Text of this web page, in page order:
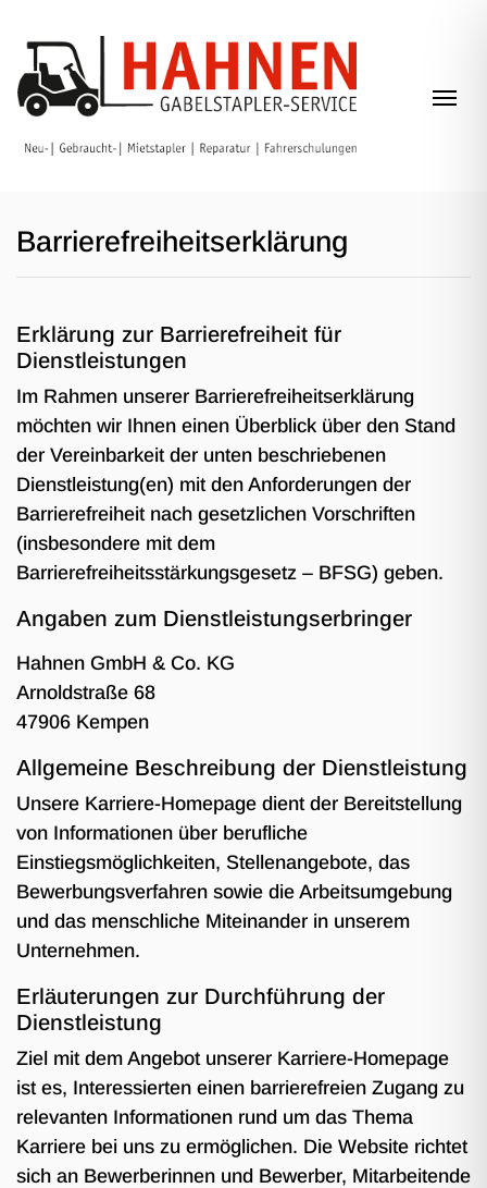
Barrierefreiheitserklärung
Erklärung zur Barrierefreiheit für
Dienstleistungen
Im Rahmen unserer Barrierefreiheitserklärung
möchten wir Ihnen einen Überblick über den Stand
der Vereinbarkeit der unten beschriebenen
Dienstleistung(en) mit den Anforderungen der
Barrierefreiheit nach gesetzlichen Vorschriften
(insbesondere mit dem
Barrierefreiheitsstärkungsgesetz – BFSG) geben.
Angaben zum Dienstleistungserbringer
Hahnen GmbH & Co. KG
Arnoldstraße 68
47906 Kempen
Allgemeine Beschreibung der Dienstleistung
Unsere Karriere-Homepage dient der Bereitstellung
von Informationen über berufliche
Einstiegsmöglichkeiten, Stellenangebote, das
Bewerbungsverfahren sowie die Arbeitsumgebung
und das menschliche Miteinander in unserem
Unternehmen.
Erläuterungen zur Durchführung der
Dienstleistung
Ziel mit dem Angebot unserer Karriere-Homepage
ist es, Interessierten einen barrierefreien Zugang zu
relevanten Informationen rund um das Thema
Karriere bei uns zu ermöglichen. Die Website richtet
sich an Bewerberinnen und Bewerber, Mitarbeitende